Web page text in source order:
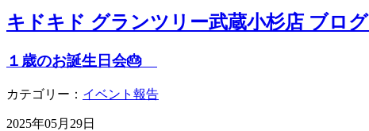
キドキド グランツリー武蔵小杉店 ブロ
１歳のお誕生日会🎂
カテゴリー： イベント報告
2025年05月29日